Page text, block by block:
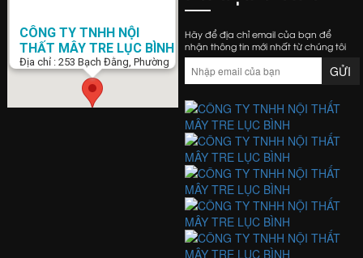
CÔNG TY TNHH NỘI
THẤT MÂY TRE LỤC BÌNH
Địa chỉ : 253 Bạch Đằng, Phường
15, Q. Bình Thạnh, Tp. Hồ Chí Minh
Điện Thoại : 0938 423 805
banghemaytrela@gmail.com
Hãy để địa chỉ email của bạn để
nhận thông tin mới nhất từ chúng tôi